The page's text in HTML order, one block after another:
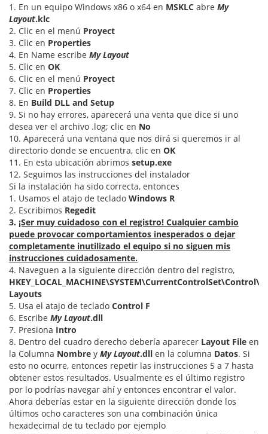
1. En un equipo Windows x86 o x64 en MSKLC abre My
Layout.klc
2. Clic en el menú Proyect
3. Clic en Properties
4. En Name escribe My Layout
5. Clic en OK
6. Clic en el menú Proyect
7. Clic en Properties
8. En Build DLL and Setup
9. Si no hay errores, aparecerá una venta que dice si uno
desea ver el archivo .log; clic en No
10. Aparecerá una ventana que nos dirá si queremos ir al
directorio donde se encuentra, clic en OK
11. En esta ubicación abrimos setup.exe
12. Seguimos las instrucciones del instalador
Si la instalación ha sido correcta, entonces
1. Usamos el atajo de teclado Windows R
2. Escribimos Regedit
3. ¡Ser muy cuidadoso con el registro! Cualquier cambio
puede provocar comportamientos inesperados o dejar
completamente inutilizado el equipo si no siguen mis
instrucciones cuidadosamente.
4. Naveguen a la siguiente dirección dentro del registro,
Layouts
5. Usa el atajo de teclado Control F
6. Escribe My Layout.dll
7. Presiona Intro
8. Dentro del cuadro derecho debería aparecer Layout File en
la Columna Nombre y My Layout.dll en la columna Datos. Si
esto no ocurre, entonces repetir las instrucciones 5 a 7 hasta
obtener estos resultados. Usualmente es el último registro
por lo podrías navegar ahí y entonces encontrar el valor.
Ahora deberías estar en la siguiente dirección donde los
últimos ocho caracteres son una combinación única
hexadecimal de tu teclado por ejemplo